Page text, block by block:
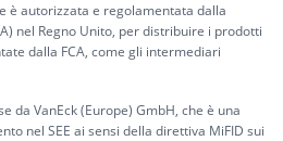
è autorizzata e regolamentata dalla
nel Regno Unito, per distribuire i prodotti
dalla FCA, come gli intermediari
da VanEck (Europe) GmbH, che è una
nel SEE ai sensi della direttiva MiFID sui